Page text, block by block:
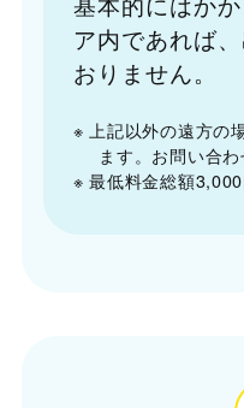
ア内であれば
おりません。
※ 上記以外の遠方の
ます。お問い合
※ 最低料金総額3,000